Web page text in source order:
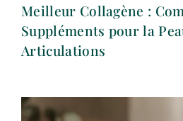
Meilleur Collagène :
Suppléments pour la
Articulations